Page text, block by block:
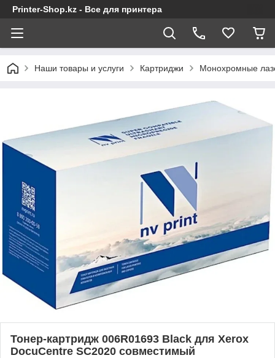
Printer-Shop.kz - Все для принтера
Наши товары и услуги Картриджи Монохромные
Тонер-картридж 006R01693 Black для Xerox
DocuCentre SC2020 совместимый